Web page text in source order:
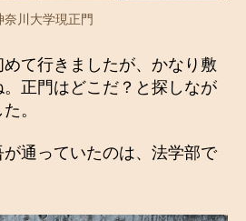
奈川大学現正門
て行きましたが、かなり敷
正門はどこだ？と探しなが
。
通っていたのは、法学部で